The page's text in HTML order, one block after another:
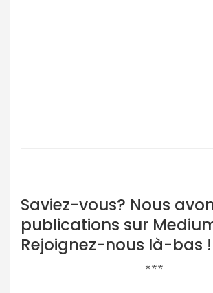
Saviez-vous? Nous
publications sur
Rejoignez-nous là-bas !
***